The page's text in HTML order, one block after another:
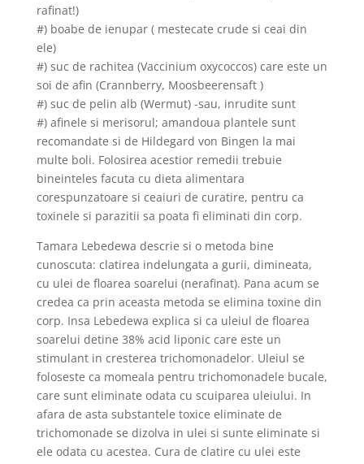
rafinat!)
#) boabe de ienupar ( mestecate crude si ceai din
ele)
#) suc de rachitea (Vaccinium oxycoccos) care este un
soi de afin (Crannberry, Moosbeerensaft )
#) suc de pelin alb (Wermut) -sau, inrudite sunt
#) afinele si merisorul; amandoua plantele sunt
recomandate si de Hildegard von Bingen la mai
multe boli. Folosirea acestior remedii trebuie
bineinteles facuta cu dieta alimentara
corespunzatoare si ceaiuri de curatire, pentru ca
toxinele si parazitii sa poata fi eliminati din corp.
Tamara Lebedewa descrie si o metoda bine
cunoscuta: clatirea indelungata a gurii, dimineata,
cu ulei de floarea soarelui (nerafinat). Pana acum se
credea ca prin aceasta metoda se elimina toxine din
corp. Insa Lebedewa explica si ca uleiul de floarea
soarelui detine 38% acid liponic care este un
stimulant in cresterea trichomonadelor. Uleiul se
foloseste ca momeala pentru trichomonadele bucale,
care sunt eliminate odata cu scuiparea uleiului. In
afara de asta substantele toxice eliminate de
trichomonade se dizolva in ulei si sunte eliminate si
ele odata cu acestea. Cura de clatire cu ulei este